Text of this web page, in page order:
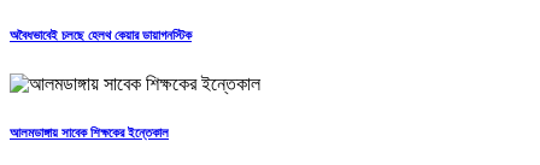
অবৈধভাবেই চলছে হেলথ কেয়ার ডায়াগনস্টিক
আলমডাঙ্গায় সাবেক শিক্ষকের ইন্তেকাল